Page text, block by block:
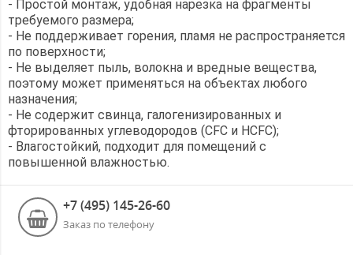
- Простой монтаж, удобная нарезка на фрагменты
требуемого размера;
- Не поддерживает горения, пламя не распространяется
по поверхности;
- Не выделяет пыль, волокна и вредные вещества,
поэтому может применяться на объектах любого
назначения;
- Не содержит свинца, галогенизированных и
фторированных углеводородов (CFC и HCFC);
- Влагостойкий, подходит для помещений с
повышенной влажностью.
+7 (495) 145-26-60
Заказ по телефону